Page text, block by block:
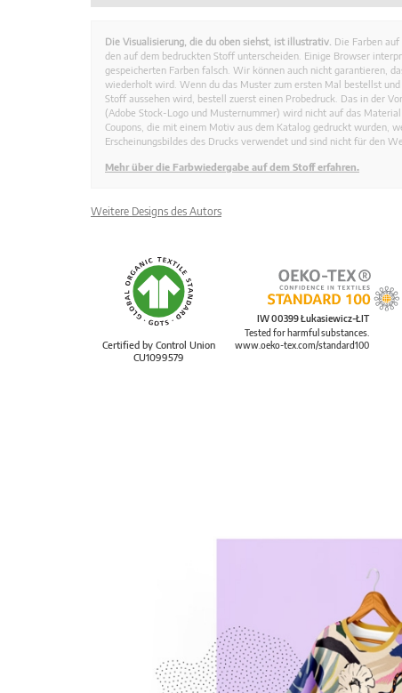
Die Visualisierung, die du oben siehst, ist illustrativ. Die Farben
den auf dem bedruckten Stoff unterscheiden. Einige Browser
gespeicherten Farben falsch. Wir können auch nicht garantieren,
wiederholt wird. Wenn du das Muster zum ersten Mal bestellst
Stoff aussehen wird, bestell zuerst einen Probedruck. Das in der
(Adobe Stock-Logo und Musternummer) wird nicht auf das
Coupons, die mit einem Motiv aus dem Katalog gedruckt wurden,
Erscheinungsbildes des Drucks verwendet und sind nicht für den
Mehr über die Farbwiedergabe auf dem Stoff erfahren.
Weitere Designs des Autors
Certified by Control Union
CU1099579
IW 00399 Łukasiewicz-ŁIT
Tested for harmful substances.
www.oeko-tex.com/standard100